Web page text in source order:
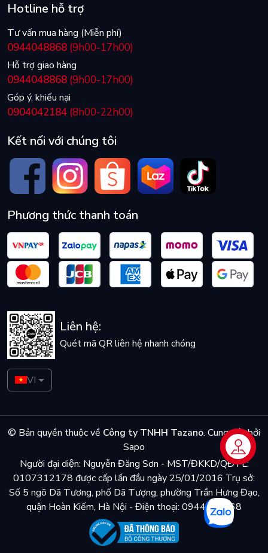
Hotline hỗ trợ
Tư vấn mua hàng (Miễn phí)
0944048868 (9h00-17h00)
Hỗ trợ giao hàng
0944048868 (9h00-17h00)
Góp ý, khiếu nại
0904042184 (8h00-22h00)
Kết nối với chúng tôi
Phương thức thanh toán
Liên hệ:
Quét mã QR liên hệ nhanh chóng
VI
© Bản quyền thuộc về Công ty TNHH Tazano. Cung cấp bởi
Sapo
Người đại diện: Nguyễn Đăng Sơn - MST/ĐKKD/QĐTL:
0107312178 được cấp lần đầu ngày 25/01/2016 Trụ sở:
Số 5 ngõ Dã Tương, phố Dã Tượng, phường Trần Hưng Đạo,
quận Hoàn Kiếm, Hà Nội - Điện thoại: 0944048868
Liên hệ